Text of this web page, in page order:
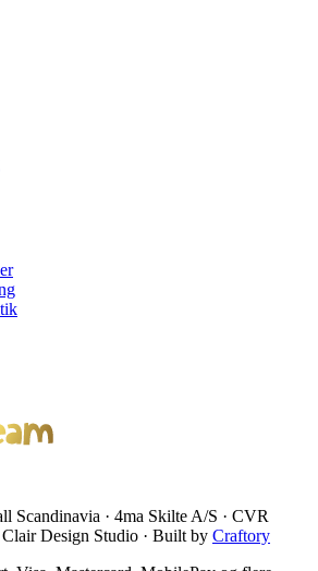
Scandinavia · 4ma Skilte A/S · CVR
Design Studio · Built by Craftory